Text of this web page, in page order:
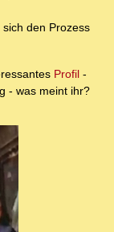
den Prozess
Profil -
- was meint ihr?